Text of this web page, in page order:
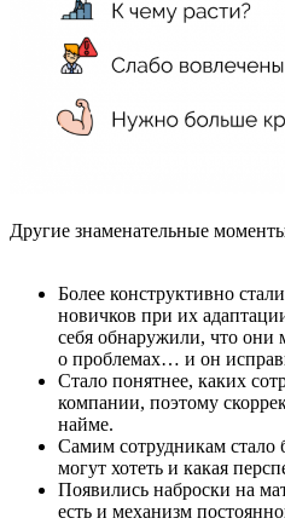
Другие знаменательные
Более конструктивно
новичков при их
себя обнаружили, что они
о проблемах… и он
Стало понятнее, каких
компании, поэтому
найме.
Самим сотрудникам стало
могут хотеть и какая
Появились наброски на
есть и механизм